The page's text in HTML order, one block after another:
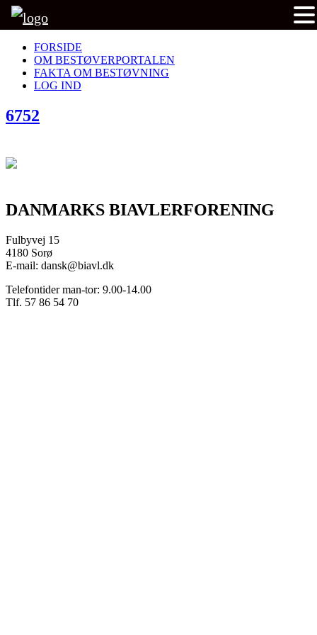
FORSIDE
OM BESTØVERPORTALEN
FAKTA OM BESTØVNING
LOG IND
6752
DANMARKS BIAVLERFORENING
Fulbyvej 15
4180 Sorø
E-mail: dansk@biavl.dk
Telefontider man-tor: 9.00-14.00
Tlf. 57 86 54 70